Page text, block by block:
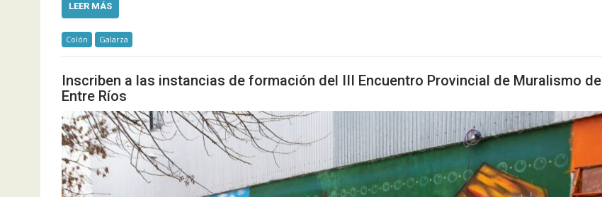
LEER MÁS
Colón Galarza
Inscriben a las instancias de formación del III Encuentro Provincial de Muralismo de
Entre Ríos